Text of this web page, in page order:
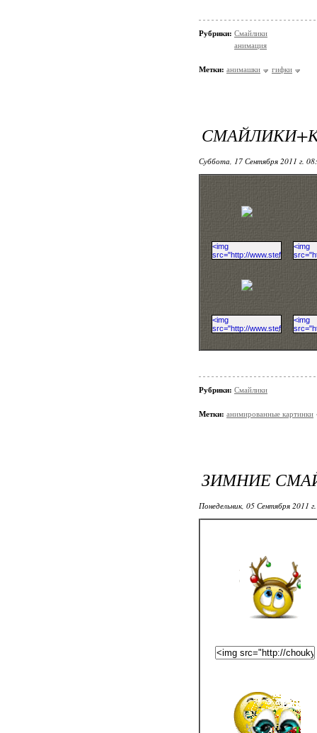
Рубрики: Смайлики
анимация
Метки: анимашки гифки
Суббота, 17 Сентября 2011 г.
Рубрики: Смайлики
Метки: анимированные картинки
ЗИМНИЕ
Понедельник, 05 Сентября 2011